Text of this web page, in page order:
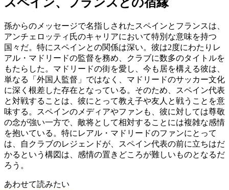
スペイン、フランスとの宿縁
孫からのメッセージで名指しされたスペインとフランスは、
アンチェロッティ氏のキャリアにおいて特別な意味を持つ
国々だ。特にスペインとの関係は深い。彼は2度にわたりレ
アル・マドリードの監督を務め、クラブに数多のタイトルを
もたらした。マドリードの街を愛し、今も居を構える彼は、
単なる「外国人監督」ではなく、マドリードのサッカー文化
に深く根差した存在となっている。そのため、スペイン代表
と対戦することは、彼にとって教え子や友人と戦うことを意
味する。スペインのメディアやファンも、彼に対しては尊敬
の念が強い一方で、敵将として相対することには複雑な感情
を抱いている。特にレアル・マドリードのファンにとって
は、自クラブのレジェンドが、スペイン代表の前に立ちはだ
かるという構図は、感情の置きどころが難しいものとなるだ
ろう。
あわせて読みたい